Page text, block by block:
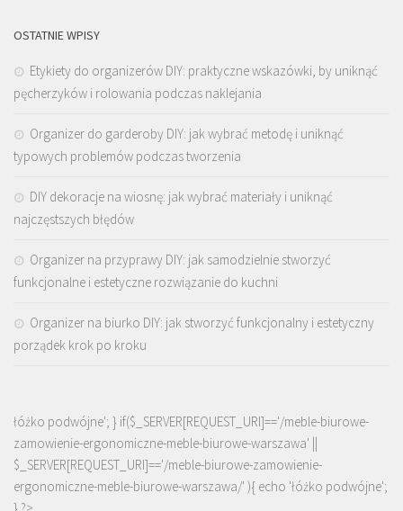
OSTATNIE WPISY
Etykiety do organizerów DIY: praktyczne wskazówki, by uniknąć
pęcherzyków i rolowania podczas naklejania
Organizer do garderoby DIY: jak wybrać metodę i uniknąć
typowych problemów podczas tworzenia
DIY dekoracje na wiosnę: jak wybrać materiały i uniknąć
najczęstszych błędów
Organizer na przyprawy DIY: jak samodzielnie stworzyć
funkcjonalne i estetyczne rozwiązanie do kuchni
Organizer na biurko DIY: jak stworzyć funkcjonalny i estetyczny
porządek krok po kroku
łóżko podwójne'; } if($_SERVER[REQUEST_URI]=='/meble-biurowe-
zamowienie-ergonomiczne-meble-biurowe-warszawa' ||
$_SERVER[REQUEST_URI]=='/meble-biurowe-zamowienie-
ergonomiczne-meble-biurowe-warszawa/' ){ echo 'łóżko podwójne';